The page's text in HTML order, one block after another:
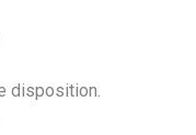
disposition.